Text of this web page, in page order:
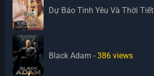
Dự Báo Tình Yêu Và Thời Tiết
Black Adam - 386 views